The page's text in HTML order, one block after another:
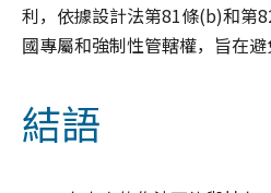
利，依據設計法第81條(b)和第
國專屬和強制性管轄權，旨在避
結語